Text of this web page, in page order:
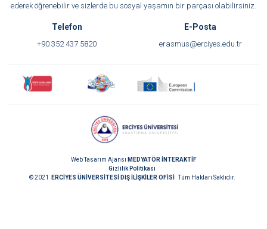
ederek öğrenebilir ve sizlerde bu sosyal yaşamın bir parçası olabilirsiniz.
Telefon
+90 352 437 5820
E-Posta
erasmus@erciyes.edu.tr
Web Tasarım Ajansı MEDYATÖR İNTERAKTİF
Gizlilik Politikası
© 2021
ERCİYES ÜNİVERSİTESİ DIŞ İLİŞKİLER OFİSİ Tüm Hakları Saklıdır.